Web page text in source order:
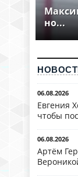
но...
06.08.2026
Евгения
чтобы
06.08.2026
Артём